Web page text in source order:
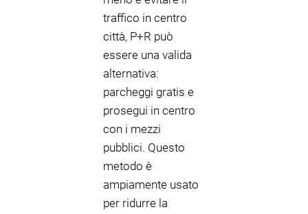
traffico in centro
città, P+R può
essere una valida
alternativa:
parcheggi gratis e
prosegui in centro
con i mezzi
pubblici. Questo
metodo è
ampiamente usato
per ridurre la